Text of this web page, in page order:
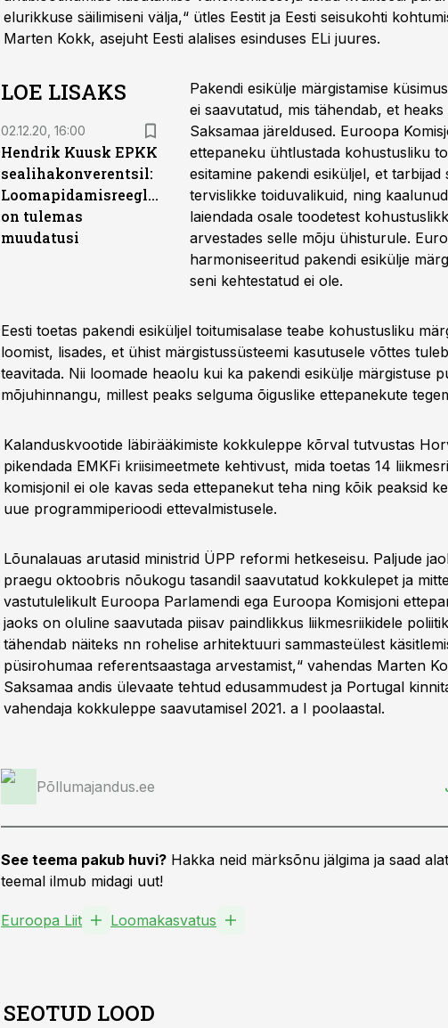
elurikkuse säilimiseni välja,“ ütles Eestit ja Eesti seisukohti
Marten Kokk, asejuht Eesti alalises esinduses ELi juures.
LOE LISAKS
02.12.20, 16:00
Hendrik Kuusk EPKK
sealihakonverentsil:
Loomapidamisreeglites
on tulemas
muudatusi
Pakendi esikülje märgistamise
ei saavutatud, mis tähendab, et heaks
Saksamaa järeldused. Euroopa
ettepaneku ühtlustada kohustusliku
esitamine pakendi esiküljel, et tarbijad
tervislikke toiduvalikuid, ning
laiendada osale toodetest
arvestades selle mõju ühisturule.
harmoniseeritud pakendi esikülje
seni kehtestatud ei ole.
Eesti toetas pakendi esiküljel toitumisalase teabe kohustusliku
loomist, lisades, et ühist märgistussüsteemi kasutusele võttes
teavitada. Nii loomade heaolu kui ka pakendi esikülje märgistuse
mõjuhinnangu, millest peaks selguma õiguslike ettepanekute
Kalanduskvootide läbirääkimiste kokkuleppe kõrval tutvustas
pikendada EMKFi kriisimeetmete kehtivust, mida toetas 14
komisjonil ei ole kavas seda ettepanekut teha ning kõik peaksid
uue programmiperioodi ettevalmistusele.
Lõunalauas arutasid ministrid ÜPP reformi hetkeseisu. Paljude
praegu oktoobris nõukogu tasandil saavutatud kokkulepet ja
vastutulelikult Euroopa Parlamendi ega Euroopa Komisjoni
jaoks on oluline saavutada piisav paindlikkus liikmesriikidele
tähendab näiteks nn rohelise arhitektuuri sammasteülest
püsirohumaa referentsaastaga arvestamist,“ vahendas Marten
Saksamaa andis ülevaate tehtud edusammudest ja Portugal
vahendaja kokkuleppe saavutamisel 2021. a I poolaastal.
Põllumajandus.ee
See teema pakub huvi? Hakka neid märksõnu jälgima ja saad
teemal ilmub midagi uut!
Euroopa Liit Loomakasvatus
SEOTUD LOOD